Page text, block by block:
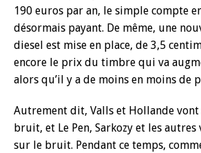
190 euros par an, le simple compte
désormais payant. De même, une
diesel est mise en place, de 3,5
encore le prix du timbre qui va
alors qu’il y a de moins en moins de
Autrement dit, Valls et Hollande
bruit, et Le Pen, Sarkozy et les
sur le bruit. Pendant ce temps,